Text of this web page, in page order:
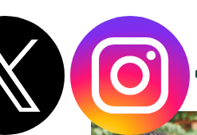
建学の理念
スケールメリットを活かした教育
学費サポート
小・中・高校教員の皆様へ